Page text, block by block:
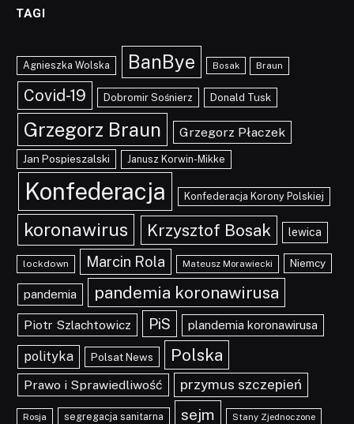
TAGI
Agnieszka Wolska BanBye Bosak Braun
Covid-19 Dobromir Sośnierz Donald Tusk
Grzegorz Braun Grzegorz Płaczek
Jan Pospieszalski Janusz Korwin-Mikke
Konfederacja Konfederacja Korony Polskiej
koronawirus Krzysztof Bosak lewica
lockdown Marcin Rola Mateusz Morawiecki Niemcy
pandemia pandemia koronawirusa
Piotr Szlachtowicz PiS plandemia koronawirusa
polityka Polsat News Polska
Prawo i Sprawiedliwość przymus szczepień
Rosja segregacja sanitarna sejm Stany Zjednoczone